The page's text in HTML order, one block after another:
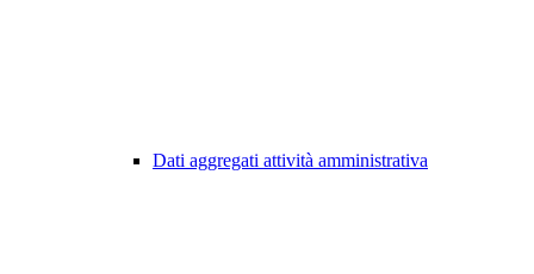
Dati aggregati attività amministrativa